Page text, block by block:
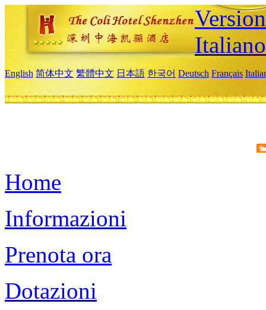
Italiano
English 简体中文 繁體中文 日本語 한국어 Deutsch Français
Home
Informazioni
Prenota ora
Dotazioni